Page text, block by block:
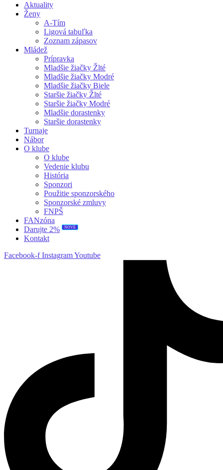
Aktuality
Ženy
A-Tím
Ligová tabuľka
Zoznam zápasov
Mládež
Prípravka
Mladšie žiačky Žlté
Mladšie žiačky Modré
Mladšie žiačky Biele
Staršie žiačky Žlté
Staršie žiačky Modré
Mladšie dorastenky
Staršie dorastenky
Turnaje
Nábor
O klube
O klube
Vedenie klubu
História
Sponzori
Použitie sponzorského
Sponzorské zmluvy
FNPŠ
FANzóna
Darujte 2%
NOVÉ
Kontakt
Facebook-f InstagramYoutube